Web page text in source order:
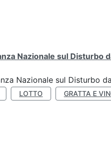
Nazionale sul Disturbo
Nazionale sul Disturbo
LOTTO GRATTA E